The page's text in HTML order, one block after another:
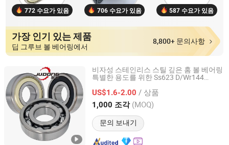
772 수요가 있음 706 수요가 있음 587 수요가 있음
가장 인기 있는 제품
딥 그루브 볼 베어링에서
8,800+ 문의사항
비자성 스테인리스 스틸 깊은 홈 볼 베어링
특별한 용도를 위한 Ss623 D/Wr144
US$1.6-2.00 / 상품
1,000 조각 (MOQ)
문의 보내기
Zhejiang Judong Bearing Co., Ltd.
Zhejiang, China 이후 2025